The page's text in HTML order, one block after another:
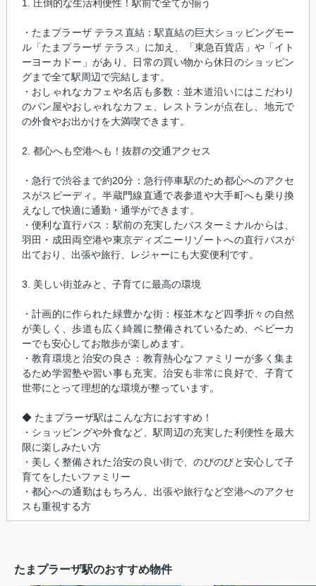
1. 圧倒的な生活利便性！駅前で全てが揃う
・たまプラーザ テラス直結：駅直結の巨大ショッピングモー
ル「たまプラーザ テラス」に加え、「東急百貨店」や「イト
ーヨーカドー」があり、日常の買い物から休日のショッピン
グまで全て駅周辺で完結します。
・おしゃれなカフェや名店も多数：並木道沿いにはこだわり
のパン屋やおしゃれなカフェ、レストランが点在し、地元で
の外食やお出かけを大満喫できます。
2. 都心へも空港へも！抜群の交通アクセス
・急行で渋谷まで約20分：急行停車駅のため都心へのアクセ
スがスピーディ。半蔵門線直通で表参道や大手町へも乗り換
えなしで快適に通勤・通学ができます。
・便利な直行バス：駅前の充実したバスターミナルからは、
羽田・成田両空港や東京ディズニーリゾートへの直行バスが
出ており、出張や旅行、レジャーにも大変便利です。
3. 美しい街並みと、子育てに最高の環境
・計画的に作られた緑豊かな街：桜並木など四季折々の自然
が美しく、歩道も広く綺麗に整備されているため、ベビーカ
ーでも安心してお散歩が楽しめます。
・教育環境と治安の良さ：教育熱心なファミリーが多く集ま
るため学習塾や習い事も充実。治安も非常に良好で、子育て
世帯にとって理想的な環境が整っています。
◆ たまプラーザ駅はこんな方におすすめ！
・ショッピングや外食など、駅周辺の充実した利便性を最大
限に楽しみたい方
・美しく整備された治安の良い街で、のびのびと安心して子
育てをしたいファミリー
・都心への通勤はもちろん、出張や旅行など空港へのアクセ
スも重視する方
たまプラーザ駅のおすすめ物件